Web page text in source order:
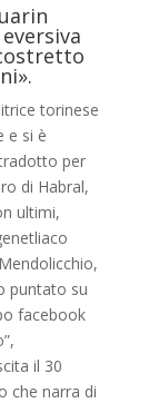
torinese
e si è
per
di Habral,
ultimi,
puntato su
facebook
il 30
che narra di